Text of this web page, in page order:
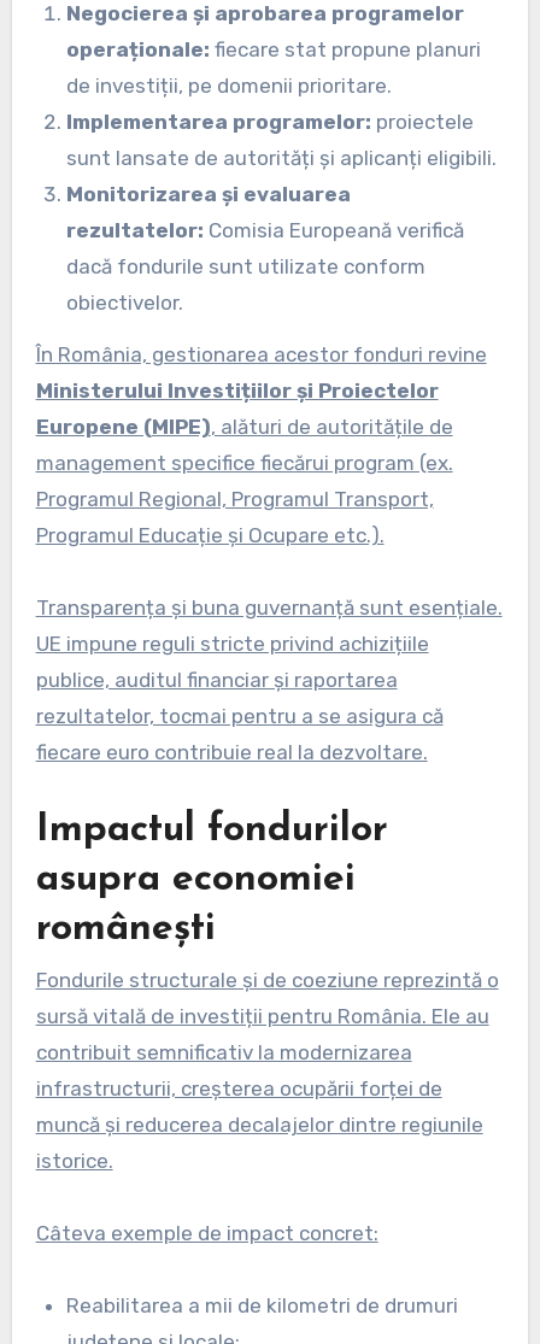
Negocierea și aprobarea programelor
operaționale: fiecare stat propune planuri
de investiții, pe domenii prioritare.
Implementarea programelor: proiectele
sunt lansate de autorități și aplicanți eligibili.
Monitorizarea și evaluarea
rezultatelor: Comisia Europeană verifică
dacă fondurile sunt utilizate conform
obiectivelor.
În România, gestionarea acestor fonduri revine
Ministerului Investițiilor și Proiectelor
Europene (MIPE), alături de autoritățile de
management specifice fiecărui program (ex.
Programul Regional, Programul Transport,
Programul Educație și Ocupare etc.).
Transparența și buna guvernanță sunt esențiale.
UE impune reguli stricte privind achizițiile
publice, auditul financiar și raportarea
rezultatelor, tocmai pentru a se asigura că
fiecare euro contribuie real la dezvoltare.
Impactul fondurilor
asupra economiei
românești
Fondurile structurale și de coeziune reprezintă o
sursă vitală de investiții pentru România. Ele au
contribuit semnificativ la modernizarea
infrastructurii, creșterea ocupării forței de
muncă și reducerea decalajelor dintre regiunile
istorice.
Câteva exemple de impact concret:
Reabilitarea a mii de kilometri de drumuri